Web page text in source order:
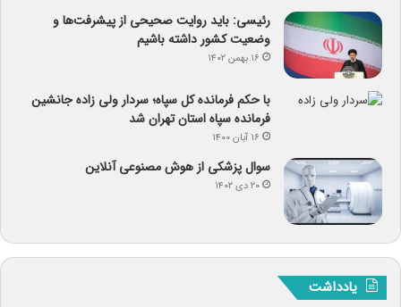
رئیسی: باید روایت صحیحی از پیشرفت‌ها و
وضعیت کشور داشته باشیم
۱۶ بهمن ۱۴۰۲
با حکم فرمانده کل سپاه؛ سردار ولی زاده جانشین
فرمانده سپاه استان تهران شد
۱۶ آبان ۱۴۰۰
سوال پزشکی از هوش مصنوعی آنلاین
۲۰ دی ۱۴۰۲
یادداشت